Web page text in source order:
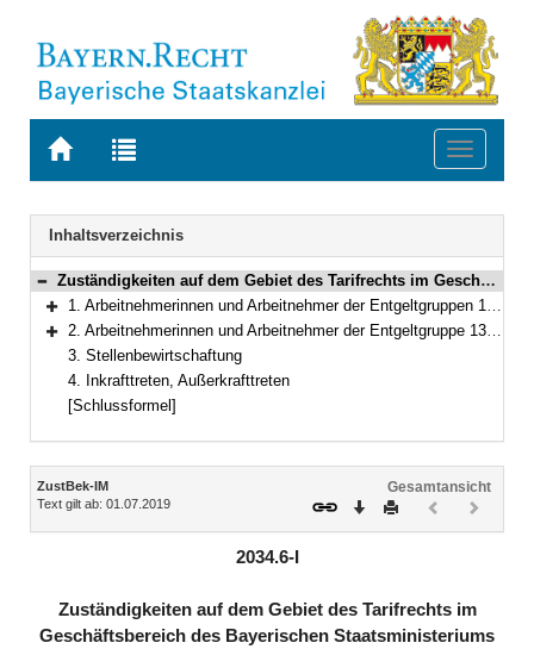
Zur
BAYERN.RECHT
Zur
letzten
Suche
Toggle
Navigation
Inhaltsverzeichnis
Bereich reduzieren
Zuständigkeiten auf dem Gebiet des Tarifrechts im Geschäftsbereich des Bayerischen Staatsministeriums des Innern, für Sport und Integration
Bereich erweitern
1. Arbeitnehmerinnen und Arbeitnehmer der Entgeltgruppen 1 bis 12 TV-L
Bereich erweitern
2. Arbeitnehmerinnen und Arbeitnehmer der Entgeltgruppe 13 TV-L und höher
3. Stellenbewirtschaftung
4. Inkrafttreten, Außerkrafttreten
[Schlussformel]
Inhalt
ZustBek-IM
Text gilt ab: 01.07.2019
Gesamtansicht
Download
DruckenVorheriges
2034.6-I
Zuständigkeiten auf dem Gebiet des Tarifrechts im
Geschäftsbereich des Bayerischen Staatsministeriums